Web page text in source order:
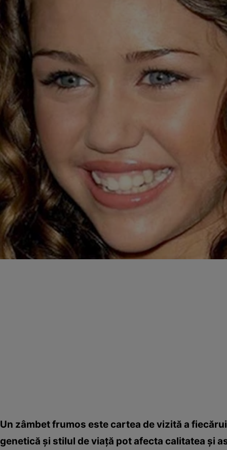
Un zâmbet frumos este cartea de vizită a
genetică şi stilul de viaţă pot afecta calitatea şi